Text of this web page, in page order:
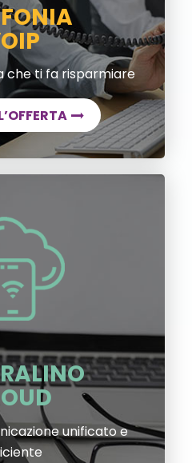
che ti fa risparmiare
unificato e